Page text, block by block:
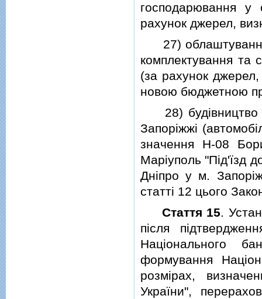
господарювання у
рахунок джерел,
27) облаштування
комплектування та
(за рахунок
новою бюджетною
28) будiвництво
Запорiжжi
значення Н-08
Марiуполь "Пiд'їзд
Днiпро у м.
статтi 12 цього
Стаття 15.
пiсля
Нацiонального
формування
розмiрах,
України",